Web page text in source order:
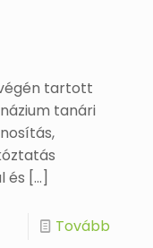
tartott
tanári
és […]
Tovább